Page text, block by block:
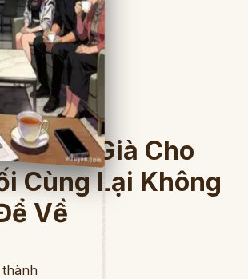
Dưỡng Già Cho
Cùng Lại Không
Về